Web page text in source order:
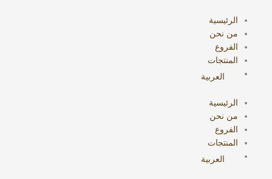
المحتوى
الرئيسية
من نحن
الفروع
المنتجات
العربية
الرئيسية
من نحن
الفروع
المنتجات
العربية
عن: